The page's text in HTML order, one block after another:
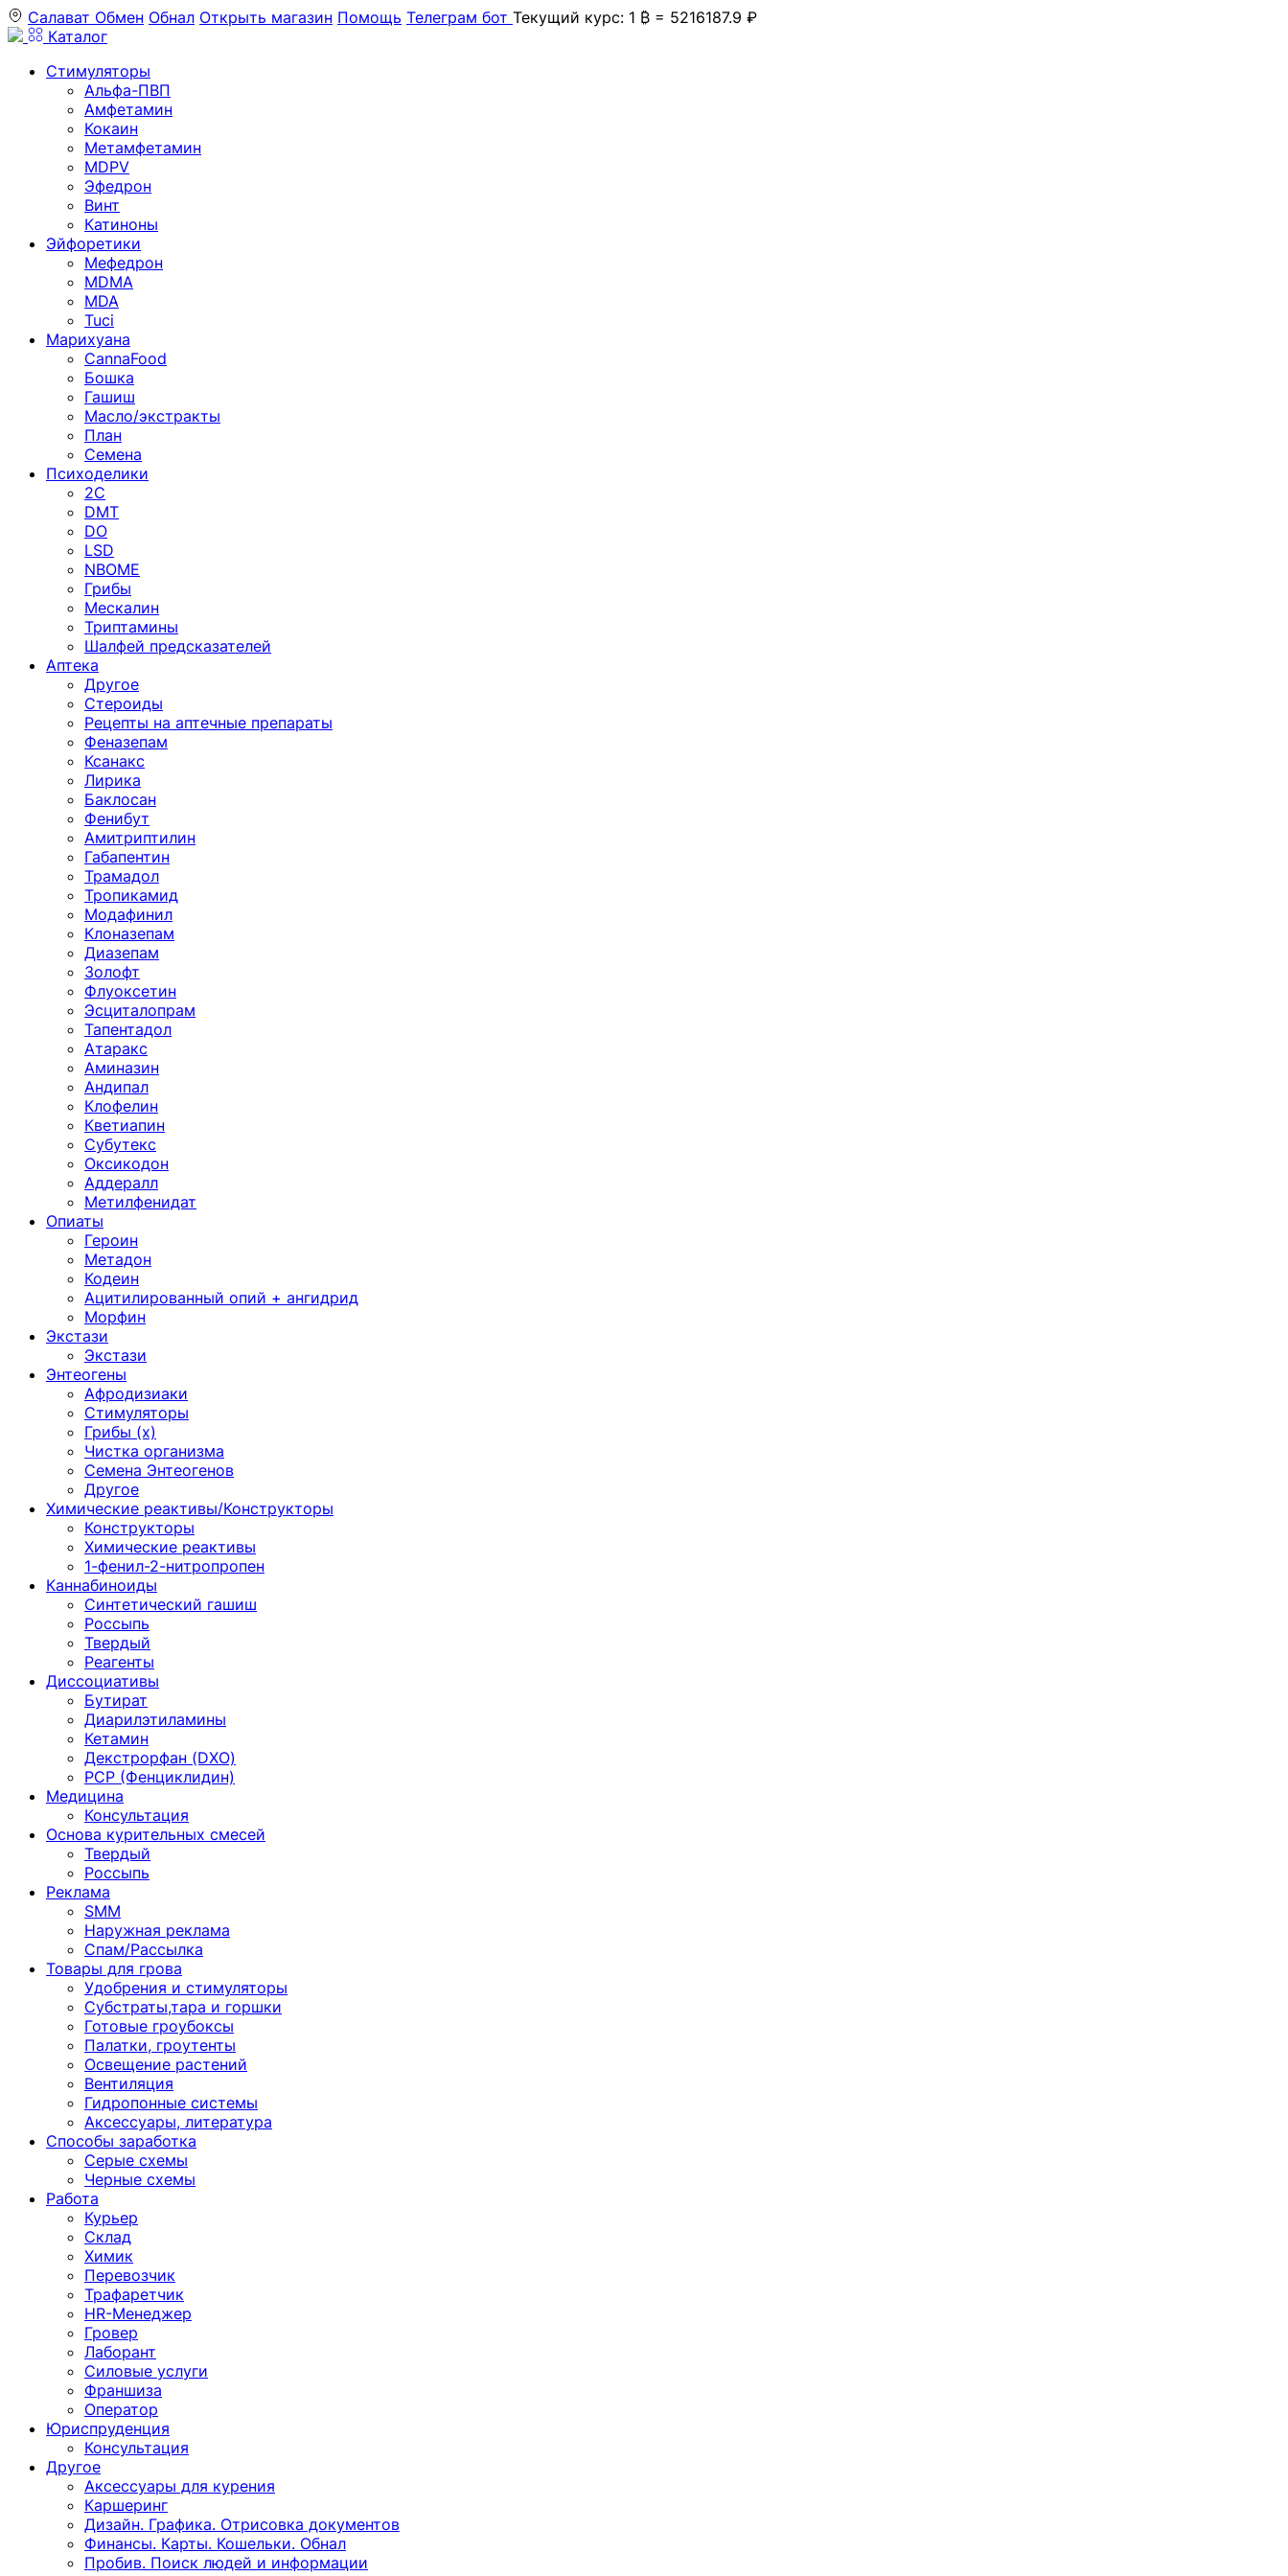
Салават Обмен Обнал Открыть магазин Помощь Телеграм бот Текущий курс: 1 ₿ = 5216187.9 ₽
Каталог
Стимуляторы
Альфа-ПВП
Амфетамин
Кокаин
Метамфетамин
MDPV
Эфедрон
Винт
Катиноны
Эйфоретики
Мефедрон
MDMA
MDA
Tuci
Марихуана
CannaFood
Бошка
Гашиш
Масло/экстракты
План
Семена
Психоделики
2C
DMT
DO
LSD
NBOME
Грибы
Мескалин
Триптамины
Шалфей предсказателей
Аптека
Другое
Стероиды
Рецепты на аптечные препараты
Феназепам
Ксанакс
Лирика
Баклосан
Фенибут
Амитриптилин
Габапентин
Трамадол
Тропикамид
Модафинил
Клоназепам
Диазепам
Золофт
Флуоксетин
Эсциталопрам
Тапентадол
Атаракс
Аминазин
Андипал
Клофелин
Кветиапин
Субутекс
Оксикодон
Аддералл
Метилфенидат
Опиаты
Героин
Метадон
Кодеин
Ацитилированный опий + ангидрид
Морфин
Экстази
Экстази
Энтеогены
Афродизиаки
Стимуляторы
Грибы (х)
Чистка организма
Семена Энтеогенов
Другое
Химические реактивы/Конструкторы
Конструкторы
Химические реактивы
1-фенил-2-нитропропен
Каннабиноиды
Синтетический гашиш
Россыпь
Твердый
Реагенты
Диссоциативы
Бутират
Диарилэтиламины
Кетамин
Декстрорфан (DXO)
PCP (Фенциклидин)
Медицина
Консультация
Основа курительных смесей
Твердый
Россыпь
Реклама
SMM
Наружная реклама
Спам/Рассылка
Товары для грова
Удобрения и стимуляторы
Субстраты,тара и горшки
Готовые гроубоксы
Палатки, гроутенты
Освещение растений
Вентиляция
Гидропонные системы
Аксессуары, литература
Способы заработка
Серые схемы
Черные схемы
Работа
Курьер
Склад
Химик
Перевозчик
Трафаретчик
HR-Менеджер
Гровер
Лаборант
Силовые услуги
Франшиза
Оператор
Юриспруденция
Консультация
Другoе
Аксессуары для курения
Каршеринг
Дизайн. Графика. Отрисовка документов
Финансы. Карты. Кошельки. Обнал
Пробив. Поиск людей и информации